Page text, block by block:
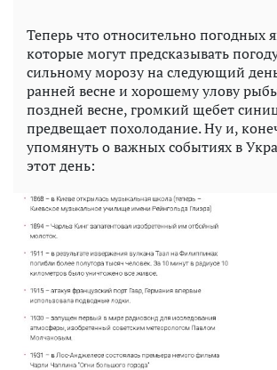
Теперь что относительно погодных
которые могут предсказывать
сильному морозу на следующий
ранней весне и хорошему улову
поздней весне, громкий щебет
предвещает похолодание. Ну и,
упомянуть о важных событиях в
этот день: